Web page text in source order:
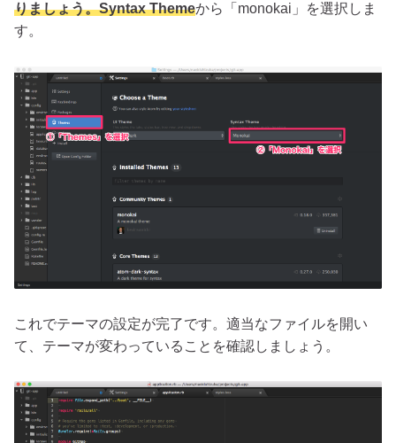
りましょう。Syntax Themeから「monokai」を選択しま
す。
これでテーマの設定が完了です。適当なファイルを開い
て、テーマが変わっていることを確認しましょう。